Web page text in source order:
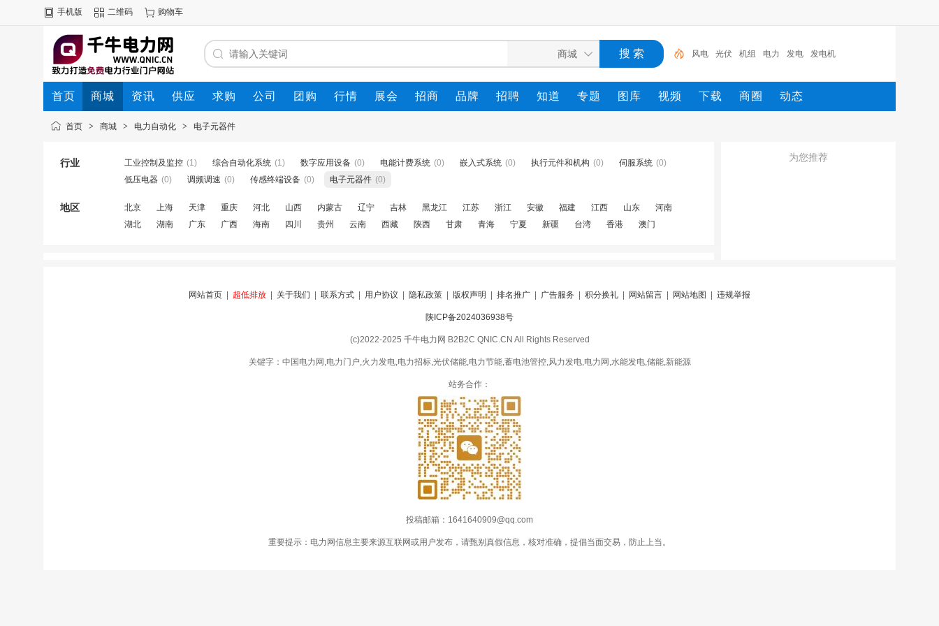
手机版 二维码 购物车
风电 光伏 机组 电力 发电 发电机
首页 商城 资讯 供应 求购 公司 团购 行情 展会 招商 品牌 招聘 知道 专题 图库 视频 下载 商圈 动态
首页 > 商城 > 电力自动化 > 电子元器件
行业 工业控制及监控 (1) 综合自动化系统 (1) 数字应用设备 (0) 电能计费系统 (0) 嵌入式系统 (0) 执行元件和机构 (0) 伺服系统 (0)
低压电器 (0) 调频调速 (0) 传感终端设备 (0) 电子元器件 (0)
地区 北京 上海 天津 重庆 河北 山西 内蒙古 辽宁 吉林 黑龙江 江苏 浙江 安徽 福建 江西 山东
河南
湖北
湖南 广东 广西 海南 四川 贵州 云南 西藏 陕西 甘肃 青海 宁夏 新疆 台湾 香港 澳门
为您推荐
网站首页 超低排放 关于我们 联系方式 用户协议 隐私政策 版权声明 排名推广 广告服务 积分换礼 网站留言 网站地图 违规举报
陕ICP备2024036938号
(c)2022-2025 千牛电力网 B2B2C QNIC.CN All Rights Reserved
关键字：中国电力网,电力门户,火力发电,电力招标,光伏储能,电力节能,蓄电池管控,风力发电,电力网,水能发电,储能,新能源
站务合作：
投稿邮箱：1641640909@qq.com
重要提示：电力网信息主要来源互联网或用户发布，请甄别真假信息，核对准确，提倡当面交易，防止上当。